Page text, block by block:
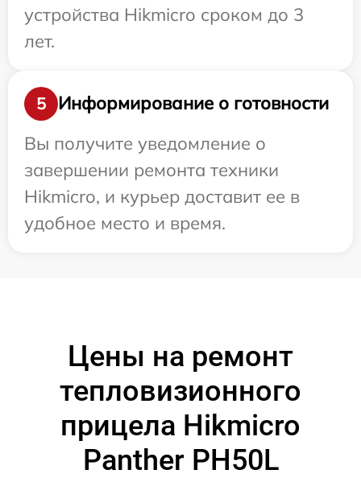
устройства Hikmicro сроком до 3
лет.
5
Информирование о готовности
Вы получите уведомление о
завершении ремонта техники
Hikmicro, и курьер доставит ее в
удобное место и время.
Цены на ремонт
тепловизионного
прицела Hikmicro
Panther PH50L